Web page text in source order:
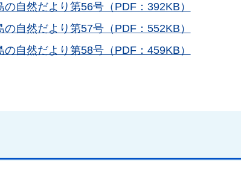
の自然だより第56号（PDF：392KB）
の自然だより第57号（PDF：552KB）
の自然だより第58号（PDF：459KB）